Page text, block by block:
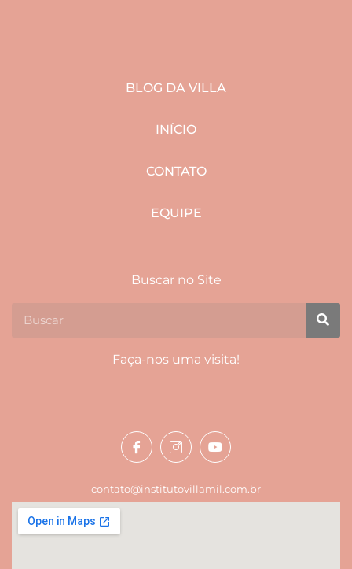
BLOG DA VILLA
INÍCIO
CONTATO
EQUIPE
Buscar no Site
Faça-nos uma visita!
contato@institutovillamil.com.br